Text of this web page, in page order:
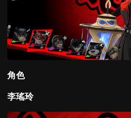
角色
李瑤玲